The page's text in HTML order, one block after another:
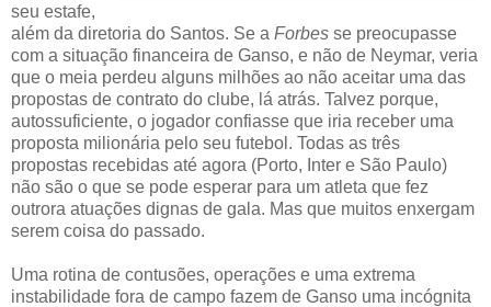
seu estafe,
além da diretoria do Santos. Se a Forbes se preocupasse
com a situação financeira de Ganso, e não de Neymar, veria
que o meia perdeu alguns milhões ao não aceitar uma das
propostas de contrato do clube, lá atrás. Talvez porque,
autossuficiente, o jogador confiasse que iria receber uma
proposta milionária pelo seu futebol. Todas as três
propostas recebidas até agora (Porto, Inter e São Paulo)
não são o que se pode esperar para um atleta que fez
outrora atuações dignas de gala. Mas que muitos enxergam
serem coisa do passado.
Uma rotina de contusões, operações e uma extrema
instabilidade fora de campo fazem de Ganso uma incógnita